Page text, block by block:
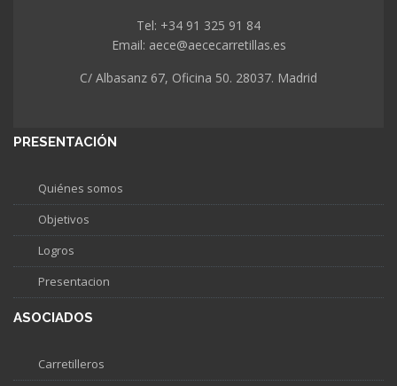
Tel: +34 91 325 91 84
Email: aece@aececarretillas.es
C/ Albasanz 67, Oficina 50. 28037. Madrid
PRESENTACIÓN
Quiénes somos
Objetivos
Logros
Presentacion
ASOCIADOS
Carretilleros